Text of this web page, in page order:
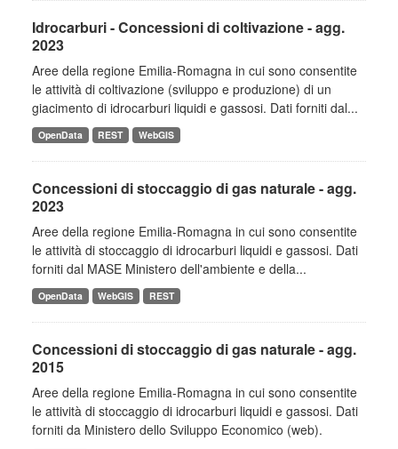
Idrocarburi - Concessioni di coltivazione - agg.
2023
Aree della regione Emilia-Romagna in cui sono consentite
le attività di coltivazione (sviluppo e produzione) di un
giacimento di idrocarburi liquidi e gassosi. Dati forniti dal...
OpenData REST WebGIS
Concessioni di stoccaggio di gas naturale - agg.
2023
Aree della regione Emilia-Romagna in cui sono consentite
le attività di stoccaggio di idrocarburi liquidi e gassosi. Dati
forniti dal MASE Ministero dell'ambiente e della...
OpenData WebGIS REST
Concessioni di stoccaggio di gas naturale - agg.
2015
Aree della regione Emilia-Romagna in cui sono consentite
le attività di stoccaggio di idrocarburi liquidi e gassosi. Dati
forniti da Ministero dello Sviluppo Economico (web).